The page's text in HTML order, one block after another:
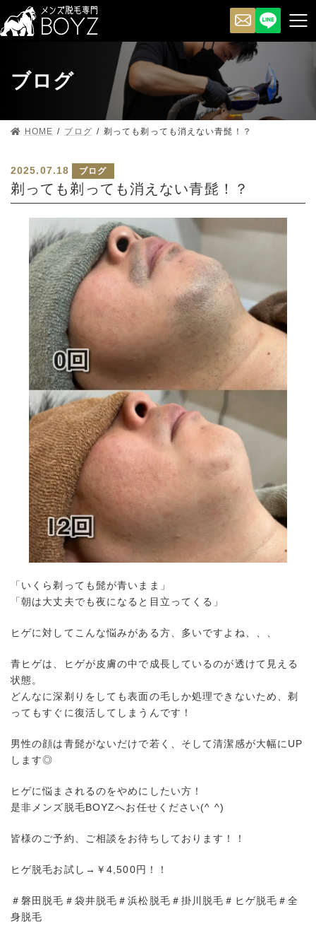
ブログ
HOME ブログ 剃っても剃っても消えない青髭！？
2025.07.18 ブログ
剃っても剃っても消えない青髭！？
「いくら剃っても髭が青いまま」
「朝は大丈夫でも夜になると目立ってくる」
ヒゲに対してこんな悩みがある方、多いですよね、、、
青ヒゲは、ヒゲが皮膚の中で成長しているのが透けて見える
状態。
どんなに深剃りをしても表面の毛しか処理できないため、剃
ってもすぐに復活してしまうんです！
男性の顔は青髭がないだけで若く、そして清潔感が大幅にUP
します◎
ヒゲに悩まされるのをやめにしたい方！
是非メンズ脱毛BOYZへお任せください(^ ^)
皆様のご予約、ご相談をお待ちしております！！
ヒゲ脱毛お試し→￥4,500円！！
＃磐田脱毛＃袋井脱毛＃浜松脱毛＃掛川脱毛＃ヒゲ脱毛＃全
身脱毛